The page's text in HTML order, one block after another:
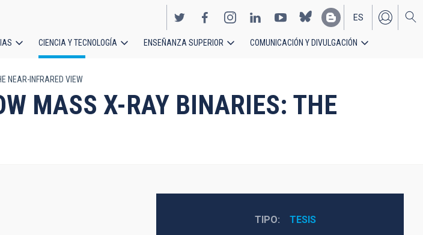
EN
ES
CIENCIA Y TECNOLOGÍA ENSEÑANZA SUPERIOR COMUNICACIÓN Y DIVULGACIÓN
NEAR-INFRARED VIEW
MASS X-RAY BINARIES: THE
TIPO TESIS